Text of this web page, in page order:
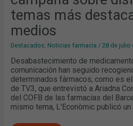
temas más
medios
Destacados Noticias farmacia /28 de julio
Desabastecimiento de
comunicación han seguido
determinados fármacos, como es
de TV3, que entrevistó a Ariadna
del COFB de las farmacias del
mismo tema, L'Econòmic publicó